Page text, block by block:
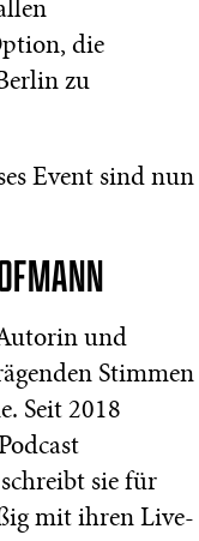
die
zu
Event sind nun
und
Stimmen
Seit 2018
sie für
mit ihren Live-